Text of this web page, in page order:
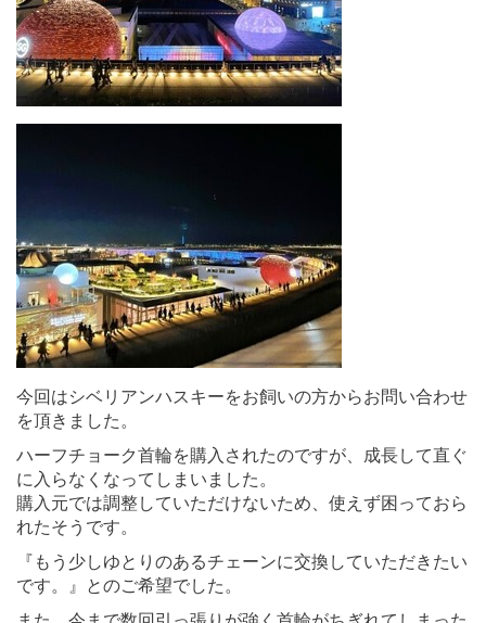
今回はシベリアンハスキーをお飼いの方からお問い合わせ
を頂きました。
ハーフチョーク首輪を購入されたのですが、成長して直ぐ
に入らなくなってしまいました。
購入元では調整していただけないため、使えず困っておら
れたそうです。
『もう少しゆとりのあるチェーンに交換していただきたい
です。』とのご希望でした。